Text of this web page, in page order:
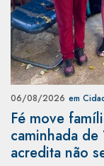
06/08/2026 em
Fé move
caminhada
acredita não